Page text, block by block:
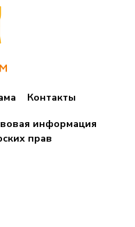
Контакты
информация
прав